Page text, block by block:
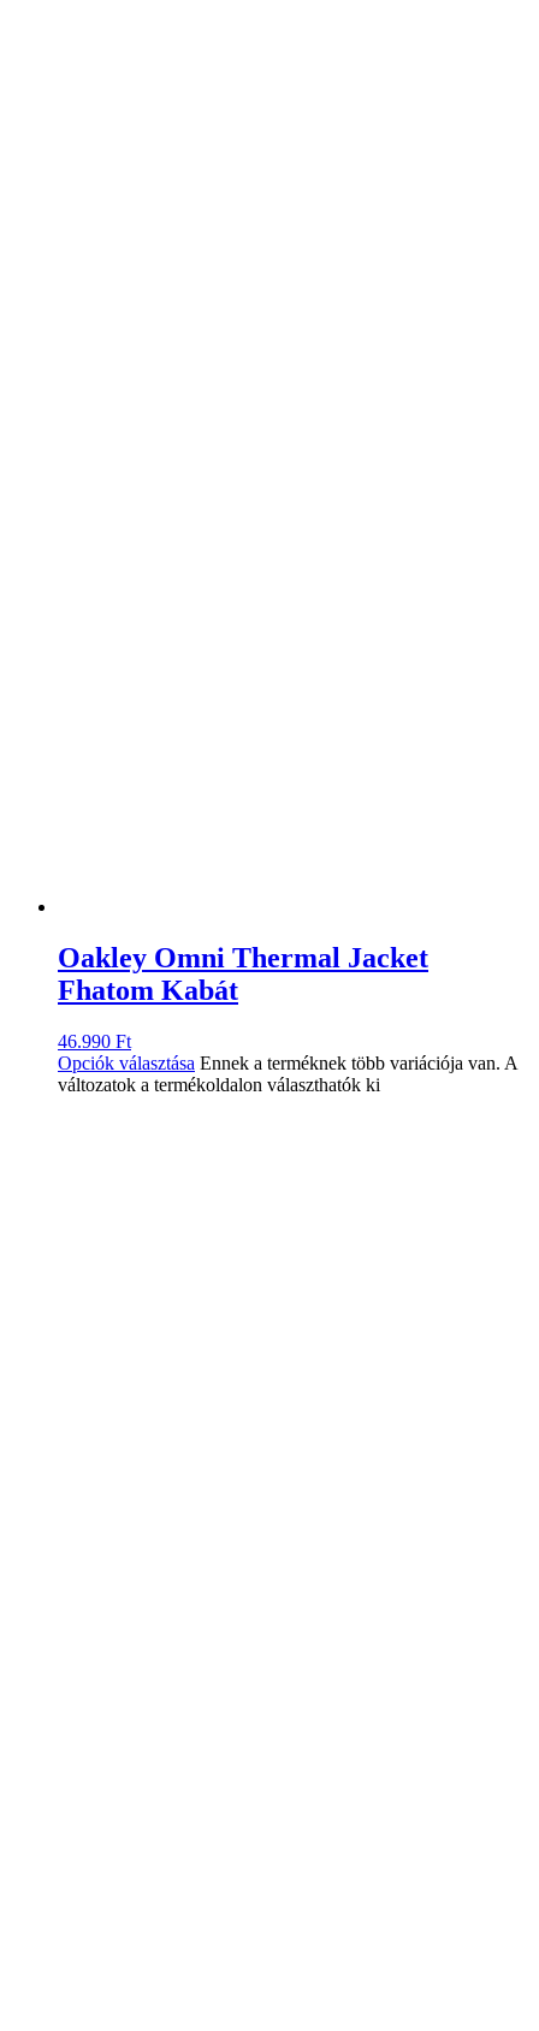
Oakley Omni Thermal Jacket
Fhatom Kabát
46.990 Ft
Opciók választása Ennek a terméknek több variációja van. A
változatok a termékoldalon választhatók ki